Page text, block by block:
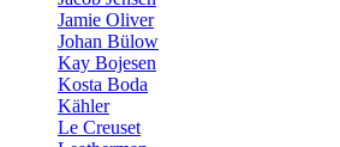
Jamie Oliver
Johan Bülow
Kay Bojesen
Kosta Boda
Kähler
Le Creuset